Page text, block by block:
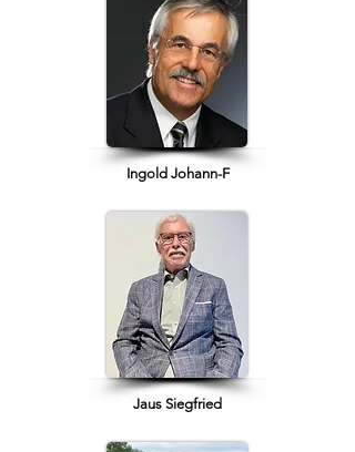
Ingold Johann-F
Jaus Siegfried